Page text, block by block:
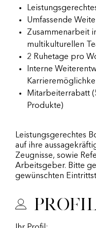
Umfassende
Zusammenarbeit
multikulturellen
2 Ruhetage pro
Interne
Mitarbeiterrabatt
Produkte)
Leistungsgerechtes
auf ihre
Zeugnisse, sowie
Arbeitsgeber. Bitte
gewünschten